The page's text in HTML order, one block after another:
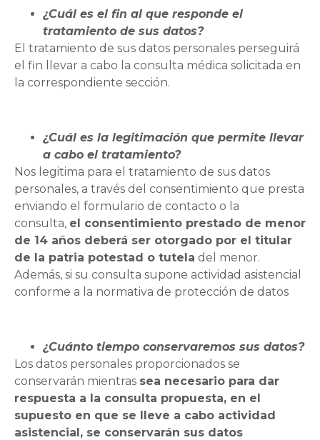
¿Cuál es el fin al que responde el
tratamiento de sus datos?
El tratamiento de sus datos personales perseguirá
el fin llevar a cabo la consulta médica solicitada en
la correspondiente sección.
¿Cuál es la legitimación que permite llevar
a cabo el tratamiento?
Nos legitima para el tratamiento de sus datos
personales, a través del consentimiento que presta
enviando el formulario de contacto o la
consulta, el consentimiento prestado de menor
de 14 años deberá ser otorgado por el titular
de la patria potestad o tutela del menor.
Además, si su consulta supone actividad asistencial
conforme a la normativa de protección de datos
¿Cuánto tiempo conservaremos sus datos?
Los datos personales proporcionados se
conservarán mientras sea necesario para dar
respuesta a la consulta propuesta, en el
supuesto en que se lleve a cabo actividad
asistencial, se conservarán sus datos